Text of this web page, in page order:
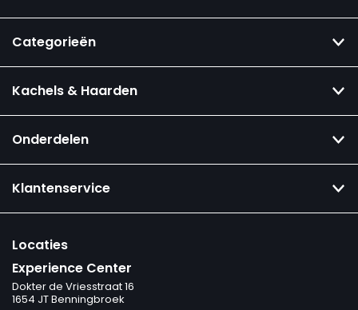
Categorieën
Kachels & Haarden
Onderdelen
Klantenservice
Locaties
Experience Center
Dokter de Vriesstraat 16
1654 JT Benningbroek